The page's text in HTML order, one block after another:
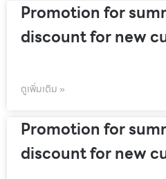
Promotion for
discount for new
ดูเพิ่มเติม »
Promotion for
discount for new